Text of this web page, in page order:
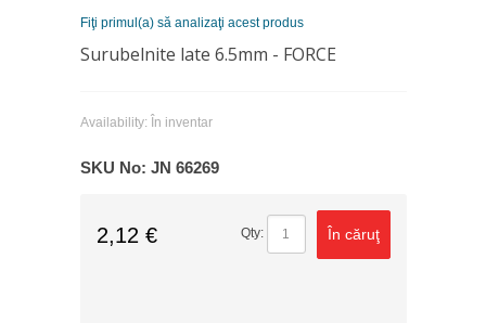
Fiţi primul(a) să analizaţi acest produs
Surubelnite late 6.5mm - FORCE
Availability: În inventar
SKU No: JN 66269
2,12 € Qty: În căruţ